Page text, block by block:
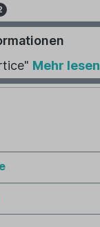
Mehr lesen